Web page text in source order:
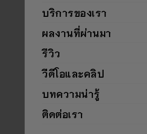
บริการของเรา
ผลงานที่ผ่านมา
รีวิว
วีดีโอและคลิป
บทความน่ารู้
ติดต่อเรา